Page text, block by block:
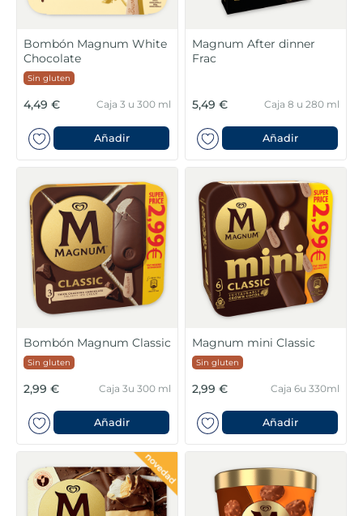
Bombón Magnum White
Chocolate
Sin gluten
4,49 € Caja 3 u 300 ml
Añadir
Magnum After dinner
Frac
5,49 € Caja 8 u 280 ml
Añadir
Bombón Magnum Classic
Sin gluten
2,99 € Caja 3u 300 ml
Añadir
Magnum mini Classic
Sin gluten
2,99 € Caja 6u 330ml
Añadir